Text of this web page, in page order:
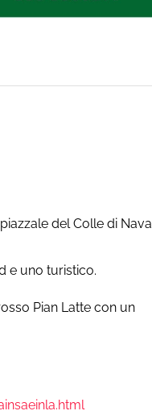
del Colle di Nava
e uno turistico.
Pian Latte con un